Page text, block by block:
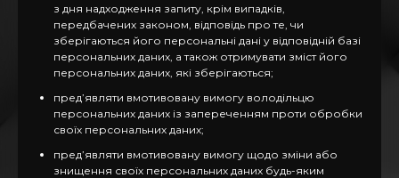
з дня надходження запиту, крім випадків,
передбачених законом, відповідь про те, чи
зберігаються його персональні дані у відповідній базі
персональних даних, а також отримувати зміст його
персональних даних, які зберігаються;
пред’являти вмотивовану вимогу володільцю
персональних даних із запереченням проти обробки
своїх персональних даних;
пред’являти вмотивовану вимогу щодо зміни або
знищення своїх персональних даних будь-яким